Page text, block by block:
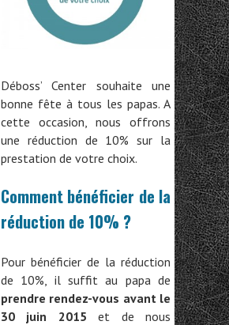
Déboss’ Center souhaite une
bonne fête à tous les papas. A
cette occasion, nous offrons
une réduction de 10% sur la
prestation de votre choix.
Comment bénéficier de la
réduction de 10% ?
Pour bénéficier de la réduction
de 10%, il suffit au papa de
prendre rendez-vous avant le
30 juin 2015 et de nous